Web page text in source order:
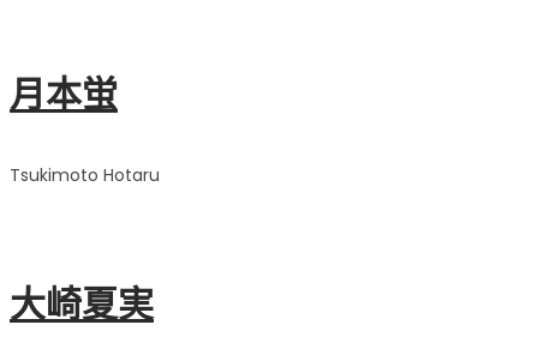
月本蛍
Tsukimoto Hotaru
大崎夏実